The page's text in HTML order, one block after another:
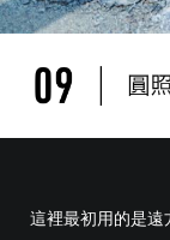
這裡最初用的是遠